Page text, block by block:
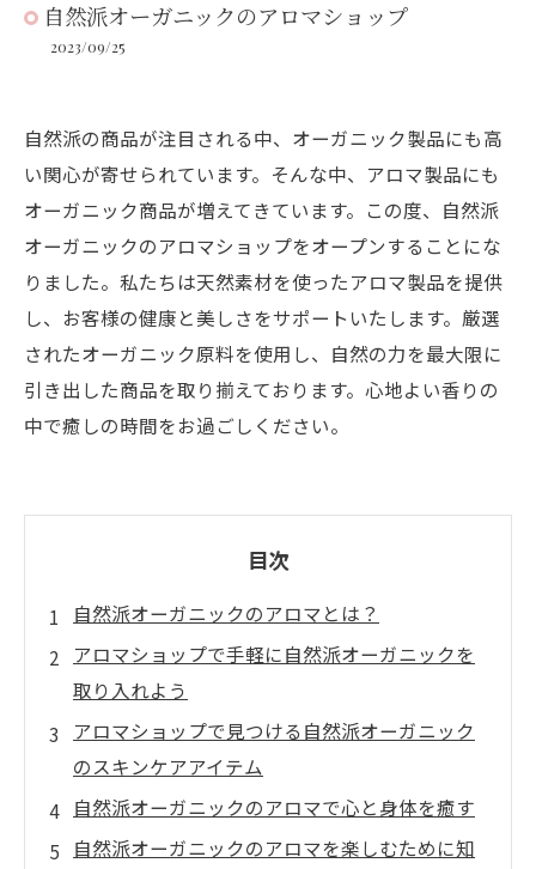
自然派オーガニックのアロマショップ
2023/09/25
自然派の商品が注目される中、オーガニック製品にも高
い関心が寄せられています。そんな中、アロマ製品にも
オーガニック商品が増えてきています。この度、自然派
オーガニックのアロマショップをオープンすることにな
りました。私たちは天然素材を使ったアロマ製品を提供
し、お客様の健康と美しさをサポートいたします。厳選
されたオーガニック原料を使用し、自然の力を最大限に
引き出した商品を取り揃えております。心地よい香りの
中で癒しの時間をお過ごしください。
目次
自然派オーガニックのアロマとは？
アロマショップで手軽に自然派オーガニックを
取り入れよう
アロマショップで見つける自然派オーガニック
のスキンケアアイテム
自然派オーガニックのアロマで心と身体を癒す
自然派オーガニックのアロマを楽しむために知